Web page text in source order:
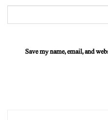
Save my name, email, and